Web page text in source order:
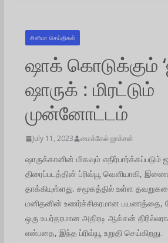
சினிமா செய்திகள்
ஷாக் கொடுக்கும்
ஷாருக் : மிரட்டும்
முன்னோட்டம்
July 11, 2023 மைக்கேல் ஜாக்சன்
ஷாருக்கானின் மிகவும் எதிர்பார்க்கப்படும்
திரைப்படத்தின் ப்ரிவ்யூ வெளியாகி,
தாக்கியுள்ளது. சமூகத்தில் உள்ள
மனிதனின் உணர்ச்சிகரமான பயணத்தை,
ஒரு உயர்தரமான அதிரடி ஆக்சன்
என்பதை, இந்த ப்ரிவ்யூ உறுதி செய்கிறது.